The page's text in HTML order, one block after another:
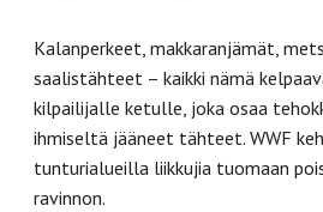
Kalanperkeet, makkaranjämät,
saalistähteet – kaikki nämä
kilpailijalle ketulle, joka osaa
ihmiseltä jääneet tähteet. WWF
tunturialueilla liikkujia tuomaan
ravinnon.